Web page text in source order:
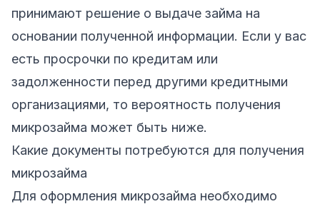
принимают решение о выдаче займа на
основании полученной информации. Если у вас
есть просрочки по кредитам или
задолженности перед другими кредитными
организациями, то вероятность получения
микрозайма может быть ниже.
Какие документы потребуются для получения
микрозайма
Для оформления микрозайма необходимо